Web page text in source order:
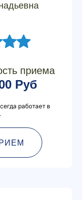
приема
Руб
работает в